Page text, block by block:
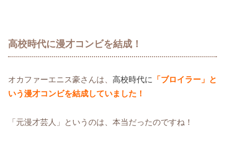
高校時代に漫才コンビを結成！
オカファーエニス豪さんは、 高校時代に
「ブロイラー」と
いう漫才コンビを結成していました！
「元漫才芸人」というのは、本当だったのですね！